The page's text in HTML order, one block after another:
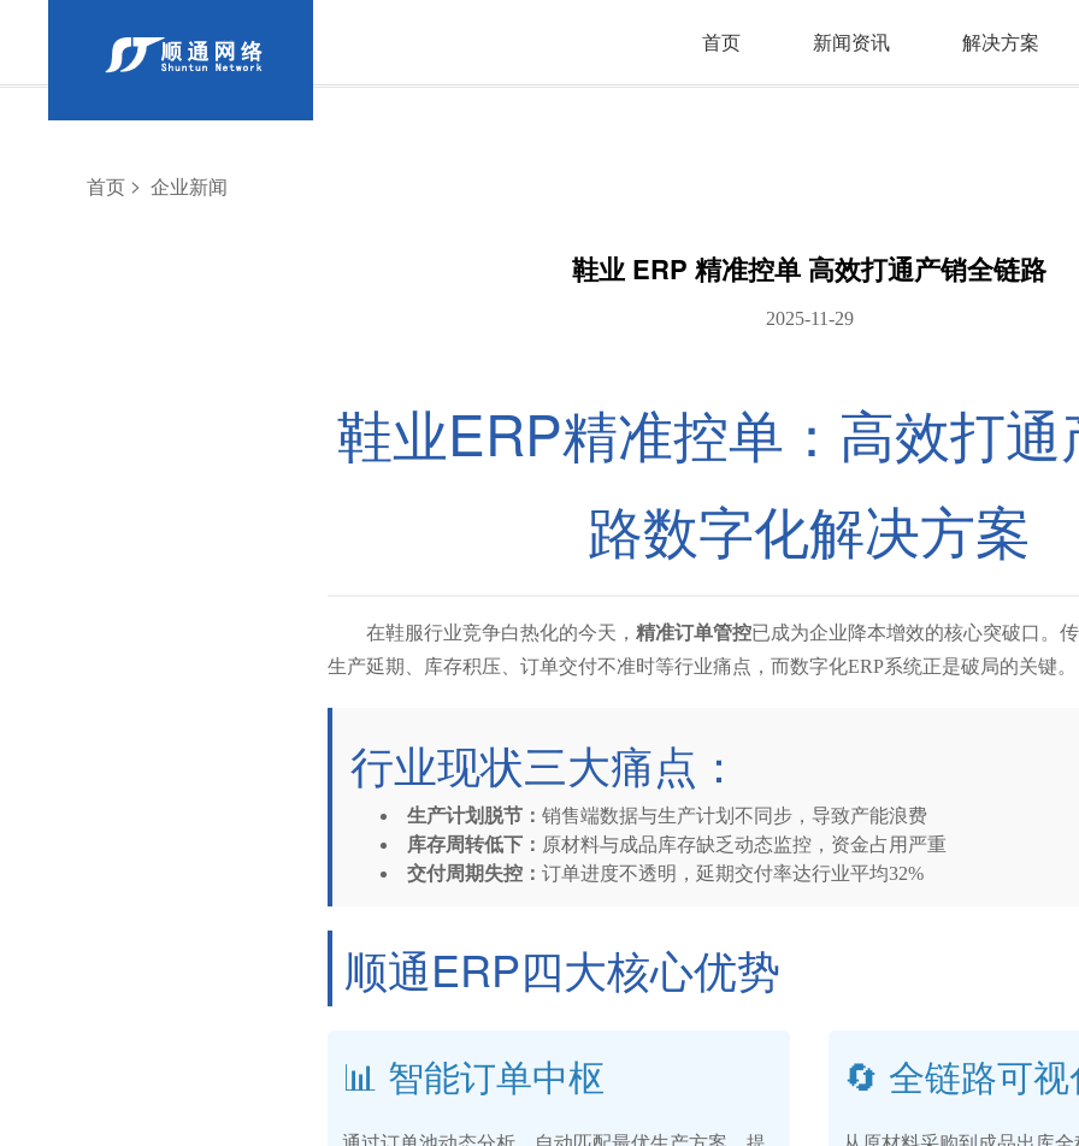
首页 新闻资讯 解决方案
首页 > 企业新闻
鞋业 ERP 精准控单 高效打通产销全链路
2025-11-29
鞋业ERP精准控单：高效打
路数字化解决方案
在鞋服行业竞争白热化的今天， 精准订单管控已成为企业降本增效的核心突破口。
生产延期、库存积压、订单交付不准时等行业痛点，而数字化ERP系统正是破局的关键。
行业现状三大痛点：
生产计划脱节： 销售端数据与生产计划不同步，导致产能浪费
库存周转低下： 原材料与成品库存缺乏动态监控，资金占用严重
交付周期失控： 订单进度不透明，延期交付率达行业平均32%
顺通ERP四大核心优势
📊 智能订单中枢 🔄 全链路可